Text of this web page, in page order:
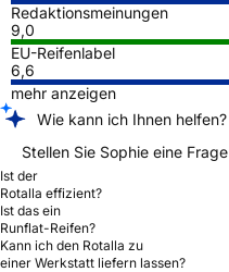
Redaktionsmeinungen
9,0
EU-Reifenlabel
6,6
mehr anzeigen
Wie kann ich Ihnen helfen?
Stellen Sie Sophie eine Frage
Ist der
Rotalla effizient?
Ist das ein
Runflat-Reifen?
Kann ich den Rotalla zu
einer Werkstatt liefern lassen?